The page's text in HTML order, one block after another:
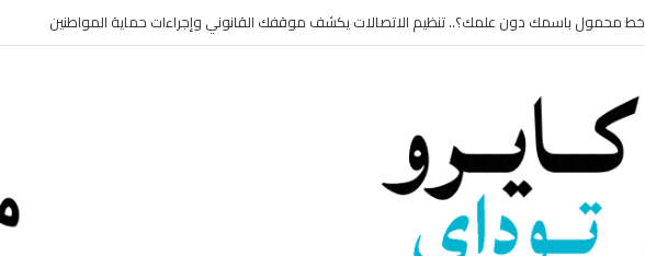
خط محمول باسمك دون علمك؟.. تنظيم الاتصالات يكشف موقفك القانوني وإجراءات حماية المواطنين